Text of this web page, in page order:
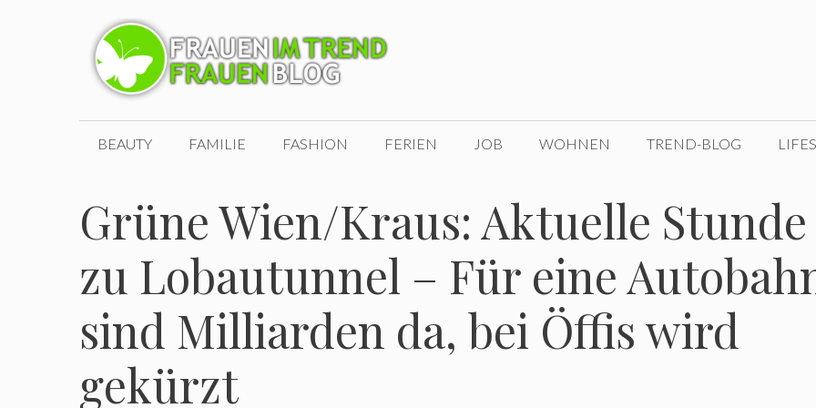
BEAUTY FAMILIE FASHION FERIEN JOB WOHNEN TREND-BLOG
Grüne Wien/Kraus: Aktuelle Stunde
zu Lobautunnel – Für eine
sind Milliarden da, bei Öffis wird
gekürzt